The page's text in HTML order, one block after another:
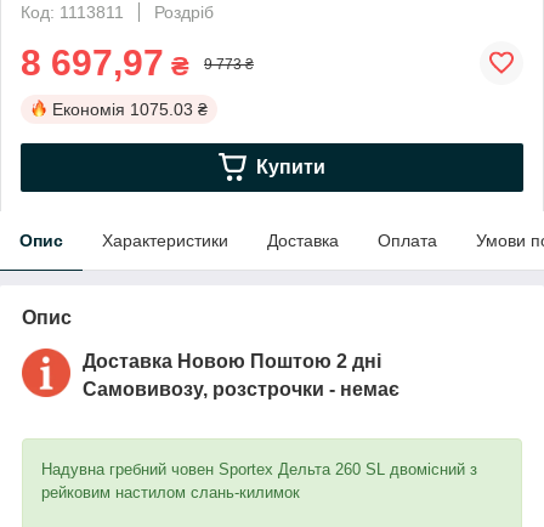
Код: 1113811
Роздріб
8 697,97 ₴ 9 773 ₴
Економія 1075.03 ₴
Купити
Опис Характеристики Доставка Оплата Умови
Опис
Доставка Новою Поштою 2 дні
Самовивозу, розстрочки - немає
Надувна гребний човен Sportex Дельта 260 SL двомісний з
рейковим настилом слань-килимок